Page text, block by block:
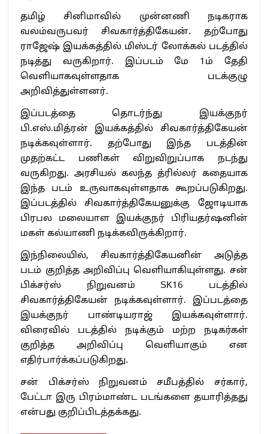
தமிழ் சினிமாவில் முன்னணி நடிகராக
வலம்வருபவர் சிவகார்த்திகேயன். தற்போது
ராஜேஷ் இயக்கத்தில் மிஸ்டர் லோக்கல் படத்தில்
நடித்து வருகிறார். இப்படம் மே 1ம் தேதி
வெளியாகவுள்ளதாக படக்குழு
அறிவித்துள்ளனர்.
இப்படத்தை தொடர்ந்து இயக்குநர்
பி.எஸ்.மித்ரன் இயக்கத்தில் சிவகார்த்திகேயன்
நடிக்கவுள்ளார். தற்போது இந்த படத்தின்
முதற்கட்ட பணிகள் விறுவிறுப்பாக நடந்து
வருகிறது. அரசியல் கலந்த த்ரில்லர் கதையாக
இந்த படம் உருவாகவுள்ளதாக கூறப்படுகிறது.
இப்படத்தில் சிவகார்த்திகேயனுக்கு ஜோடியாக
பிரபல மலையாள இயக்குநர் பிரியதர்ஷனின்
மகள் கல்யாணி நடிக்கவிருக்கிறார்.
இந்நிலையில், சிவகார்த்திகேயனின் அடுத்த
படம் குறித்த அறிவிப்பு வெளியாகியுள்ளது. சன்
பிக்சர்ஸ் நிறுவனம் SK16 படத்தில்
சிவகார்த்திகேயன் நடிக்கவுள்ளார். இப்படத்தை
இயக்குநர் பாண்டியராஜ் இயக்கவுள்ளார்.
விரைவில் படத்தில் நடிக்கும் மற்ற நடிகர்கள்
குறித்த அறிவிப்பு வெளியாகும் என
எதிர்பார்க்கப்படுகிறது.
சன் பிக்சர்ஸ் நிறுவனம் சமீபத்தில் சர்கார்,
பேட்டா இரு பிரம்மாண்ட படங்களை தயாரித்தது
என்பது குறிப்பிடத்தக்கது.